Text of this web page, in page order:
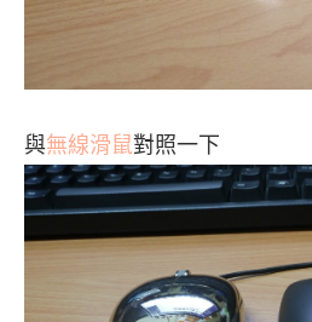
與無線滑鼠對照一下